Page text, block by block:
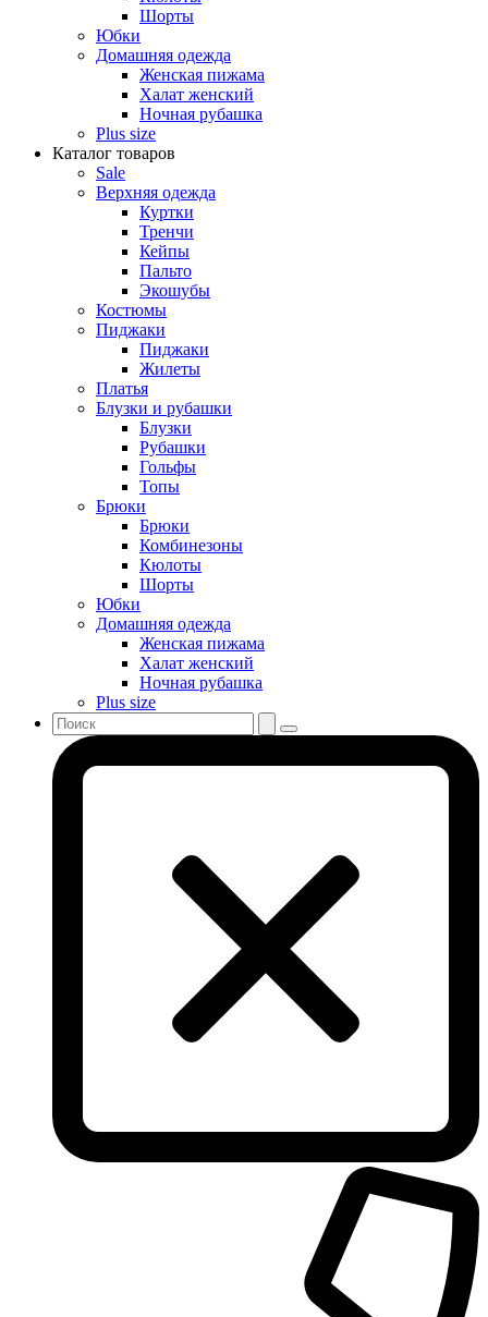
Шорты
Юбки
Домашняя одежда
Женская пижама
Халат женский
Ночная рубашка
Plus size
Каталог товаров
Sale
Верхняя одежда
Куртки
Тренчи
Кейпы
Пальто
Экошубы
Костюмы
Пиджаки
Пиджаки
Жилеты
Платья
Блузки и рубашки
Блузки
Рубашки
Гольфы
Топы
Брюки
Брюки
Комбинезоны
Кюлоты
Шорты
Юбки
Домашняя одежда
Женская пижама
Халат женский
Ночная рубашка
Plus size